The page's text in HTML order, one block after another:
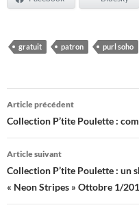
gratuit patron purl soho
Navigation
des
articles
Article précédent
Collection P’tite Poulette :
Article suivant
Collection P’tite Poulette : un
« Neon Stripes » Ottobre 1/